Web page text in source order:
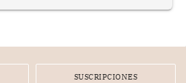
de un meet and greet con
SUSCRIPCIONES